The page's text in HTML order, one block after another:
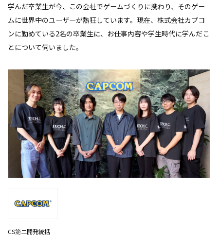
学んだ卒業生が今、この会社でゲームづくりに携わり、そのゲー
ムに世界中のユーザーが熱狂しています。現在、株式会社カプコ
ンに勤めている2名の卒業生に、お仕事内容や学生時代に学んだこ
とについて伺いました。
CS第二開発統括